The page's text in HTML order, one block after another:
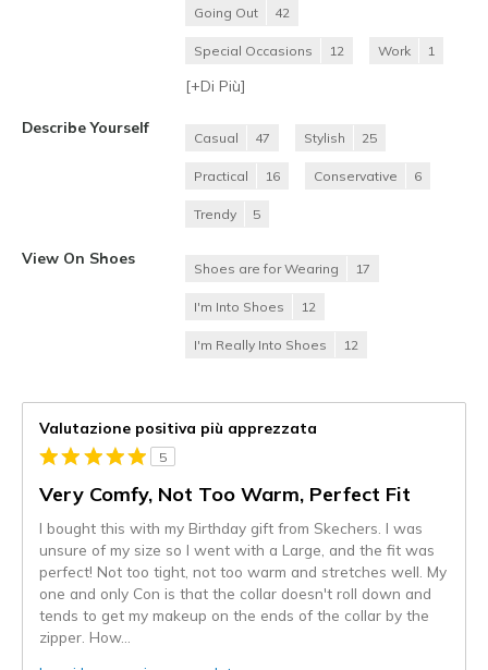
Going Out 42
Special Occasions 12 Work 1
[+Di Più]
Describe Yourself
Casual 47 Stylish 25
Practical 16 Conservative 6
Trendy 5
View On Shoes
Shoes are for Wearing 17
I'm Into Shoes 12
I'm Really Into Shoes 12
Valutazione positiva più apprezzata
5
Very Comfy, Not Too Warm, Perfect Fit
I bought this with my Birthday gift from Skechers. I was
unsure of my size so I went with a Large, and the fit was
perfect! Not too tight, not too warm and stretches well. My
one and only Con is that the collar doesn't roll down and
tends to get my makeup on the ends of the collar by the
zipper. How...